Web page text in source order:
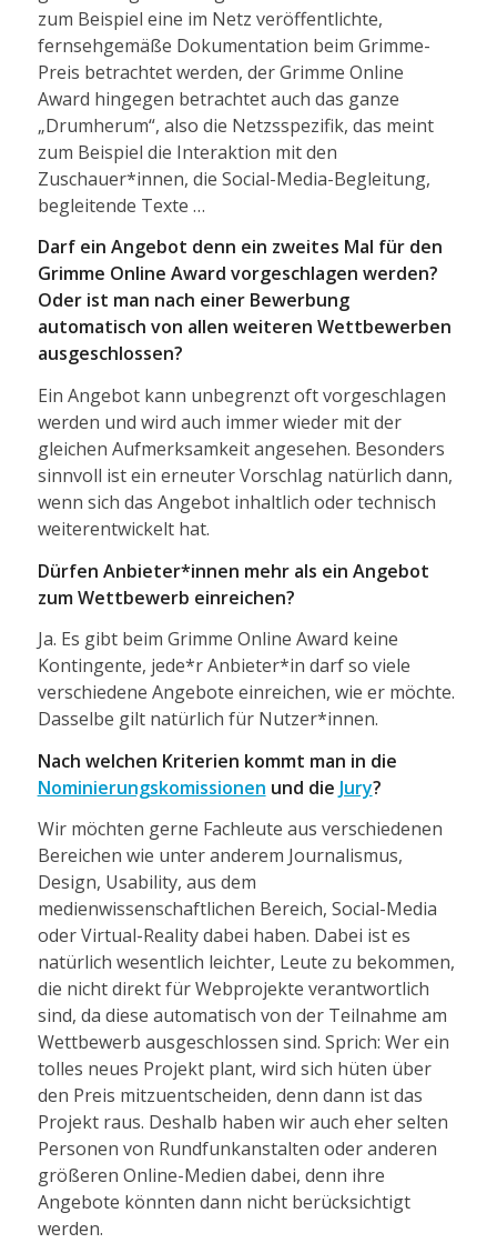
zum Beispiel eine im Netz veröffentlichte,
fernsehgemäße Dokumentation beim Grimme-
Preis betrachtet werden, der Grimme Online
Award hingegen betrachtet auch das ganze
„Drumherum“, also die Netzsspezifik, das meint
zum Beispiel die Interaktion mit den
Zuschauer*innen, die Social-Media-Begleitung,
begleitende Texte …
Darf ein Angebot denn ein zweites Mal für den
Grimme Online Award vorgeschlagen werden?
Oder ist man nach einer Bewerbung
automatisch von allen weiteren Wettbewerben
ausgeschlossen?
Ein Angebot kann unbegrenzt oft vorgeschlagen
werden und wird auch immer wieder mit der
gleichen Aufmerksamkeit angesehen. Besonders
sinnvoll ist ein erneuter Vorschlag natürlich dann,
wenn sich das Angebot inhaltlich oder technisch
weiterentwickelt hat.
Dürfen Anbieter*innen mehr als ein Angebot
zum Wettbewerb einreichen?
Ja. Es gibt beim Grimme Online Award keine
Kontingente, jede*r Anbieter*in darf so viele
verschiedene Angebote einreichen, wie er möchte.
Dasselbe gilt natürlich für Nutzer*innen.
Nach welchen Kriterien kommt man in die
Nominierungskomissionen und die Jury?
Wir möchten gerne Fachleute aus verschiedenen
Bereichen wie unter anderem Journalismus,
Design, Usability, aus dem
medienwissenschaftlichen Bereich, Social-Media
oder Virtual-Reality dabei haben. Dabei ist es
natürlich wesentlich leichter, Leute zu bekommen,
die nicht direkt für Webprojekte verantwortlich
sind, da diese automatisch von der Teilnahme am
Wettbewerb ausgeschlossen sind. Sprich: Wer ein
tolles neues Projekt plant, wird sich hüten über
den Preis mitzuentscheiden, denn dann ist das
Projekt raus. Deshalb haben wir auch eher selten
Personen von Rundfunkanstalten oder anderen
größeren Online-Medien dabei, denn ihre
Angebote könnten dann nicht berücksichtigt
werden.